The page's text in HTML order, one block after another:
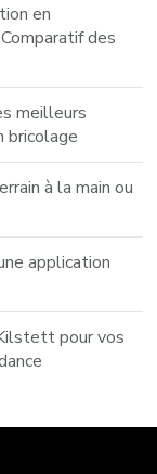
en
des
meilleurs
bricolage
à la main ou
application
pour vos